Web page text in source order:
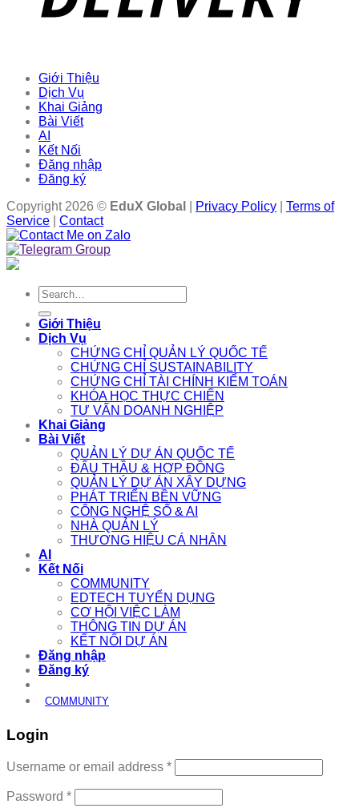
Giới Thiệu
Dịch Vụ
Khai Giảng
Bài Viết
AI
Kết Nối
Đăng nhập
Đăng ký
Copyright 2026 © EduX Global Privacy Policy
Terms of
Service
Contact
Search
for:
Giới Thiệu
Dịch Vụ
CHỨNG CHỈ QUẢN LÝ QUỐC TẾ
CHỨNG CHỈ SUSTAINABILITY
CHỨNG CHỈ TÀI CHÍNH KIỂM TOÁN
KHÓA HỌC THỰC CHIẾN
TƯ VẤN DOANH NGHIỆP
Khai Giảng
Bài Viết
QUẢN LÝ DỰ ÁN QUỐC TẾ
ĐẤU THẦU & HỢP ĐỒNG
QUẢN LÝ DỰ ÁN XÂY DỰNG
PHÁT TRIỂN BỀN VỮNG
CÔNG NGHỆ SỐ & AI
NHÀ QUẢN LÝ
THƯƠNG HIỆU CÁ NHÂN
AI
Kết Nối
COMMUNITY
EDTECH TUYỂN DỤNG
CƠ HỘI VIỆC LÀM
THÔNG TIN DỰ ÁN
KẾT NỐI DỰ ÁN
Đăng nhập
Đăng ký
COMMUNITY
Login
Username or email address *Required
Password *Required